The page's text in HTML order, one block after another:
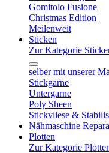
Gomitolo Fusione
Christmas Edition
Meilenweit
Sticken
Zur Kategorie
selber mit unserer
Stickgarne
Untergarne
Poly Sheen
Stickvliese &
Nähmaschine
Plotten
Zur Kategorie